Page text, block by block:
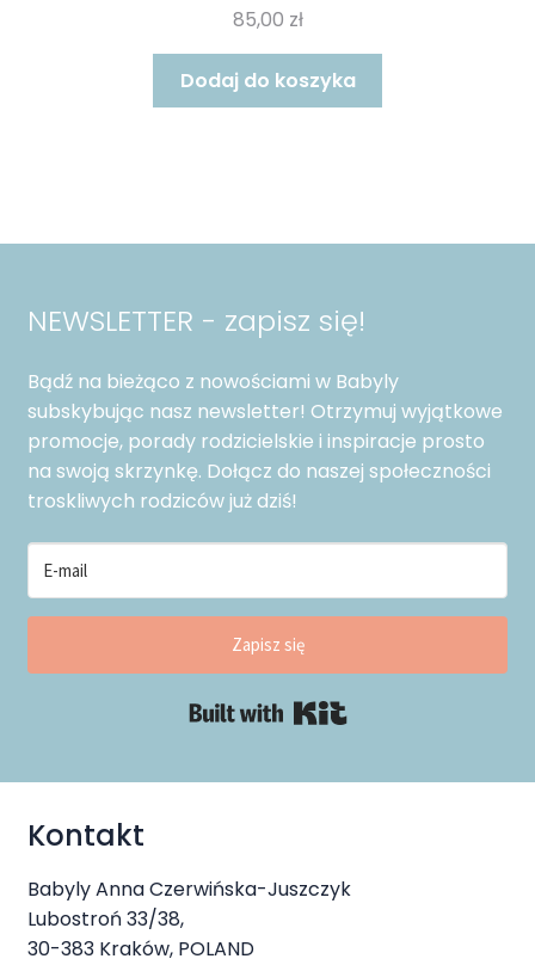
85,00 zł
Dodaj do koszyka
NEWSLETTER - zapisz się!
Bądź na bieżąco z nowościami w Babyly
subskybując nasz newsletter! Otrzymuj wyjątkowe
promocje, porady rodzicielskie i inspiracje prosto
na swoją skrzynkę. Dołącz do naszej społeczności
troskliwych rodziców już dziś!
Zapisz się
Kontakt
Babyly Anna Czerwińska-Juszczyk
Lubostroń 33/38,
30-383 Kraków, POLAND